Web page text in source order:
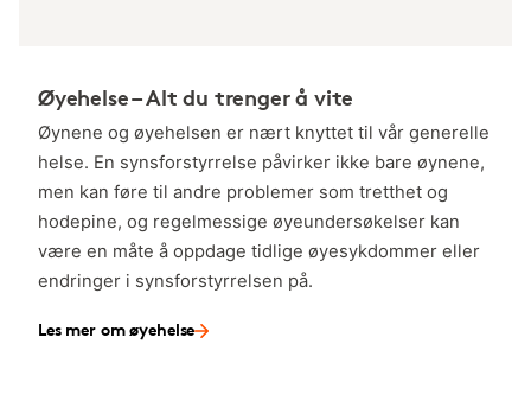
Øyehelse – Alt du trenger å vite
Øynene og øyehelsen er nært knyttet til vår generelle
helse. En synsforstyrrelse påvirker ikke bare øynene,
men kan føre til andre problemer som tretthet og
hodepine, og regelmessige øyeundersøkelser kan
være en måte å oppdage tidlige øyesykdommer eller
endringer i synsforstyrrelsen på.
Les mer om øyehelse